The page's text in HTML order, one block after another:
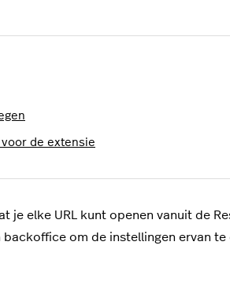
de extensie
je elke URL kunt openen vanuit de
om de instellingen ervan